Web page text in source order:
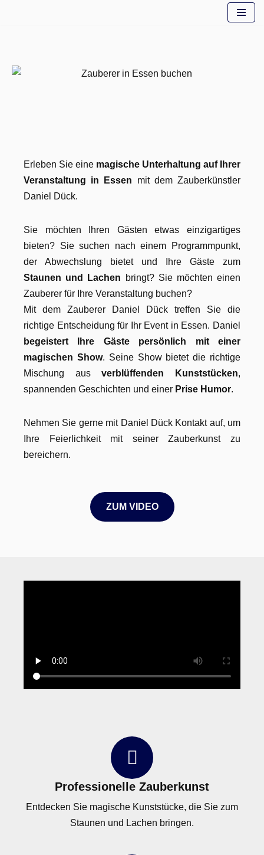
springen
Erleben Sie eine magische Unterhaltung auf Ihrer
Veranstaltung in Essen mit dem Zauberkünstler
Daniel Dück.
Sie möchten Ihren Gästen etwas einzigartiges
bieten? Sie suchen nach einem Programmpunkt,
der Abwechslung bietet und Ihre Gäste zum
Staunen und Lachen bringt? Sie möchten einen
Zauberer für Ihre Veranstaltung buchen?
Mit dem Zauberer Daniel Dück treffen Sie die
richtige Entscheidung für Ihr Event in Essen. Daniel
begeistert Ihre Gäste persönlich mit einer
magischen Show. Seine Show bietet die richtige
Mischung ausverblüffenden Kunststücken,
spannenden Geschichten und einer Prise Humor.
Nehmen Sie gerne mit Daniel Dück Kontakt auf, um
Ihre Feierlichkeit mit seiner Zauberkunst zu
bereichern.
ZUM VIDEO
Professionelle Zauberkunst
Entdecken Sie magische Kunststücke, die Sie zum
Staunen und Lachen bringen.